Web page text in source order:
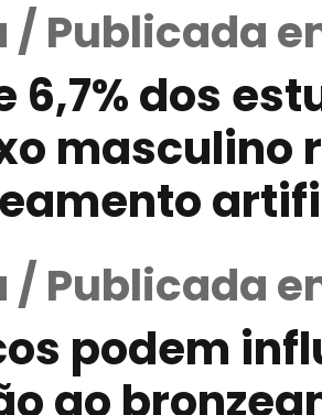
Publicada
6,7% dos
masculino
Publicada
podem
ao